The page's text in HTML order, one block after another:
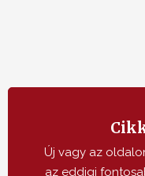
Új vagy az
az eddigi